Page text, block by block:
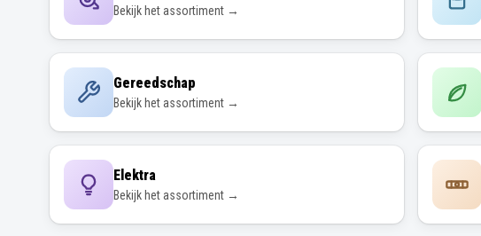
Bekijk het assortiment →
Gereedschap
Bekijk het assortiment →
Elektra
Bekijk het assortiment →